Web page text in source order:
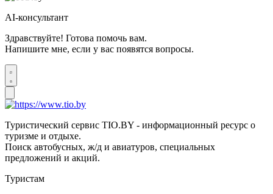
AI-консультант
Здравствуйте! Готова помочь вам.
Напишите мне, если у вас появятся вопросы.
Туристический сервис TIO.BY - информационный ресурс о
туризме и отдыхе.
Поиск автобусных, ж/д и авиатуров, специальных
предложений и акций.
Туристам